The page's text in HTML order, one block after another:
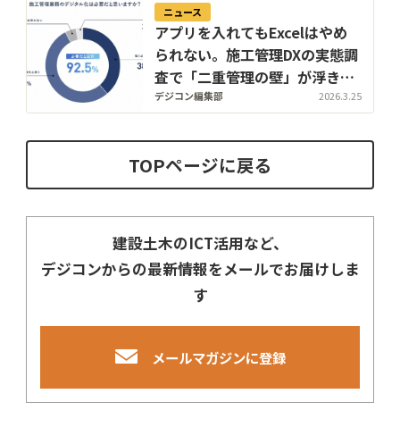
ニュース
アプリを入れてもExcelはやめ
られない。施工管理DXの実態調
査で「二重管理の壁」が浮き彫
りに。合同会社ソウルグッドが
デジコン編集部 2026.3.25
TOPページに戻る
建設土木のICT活用など、
デジコンからの最新情報をメールでお届けしま
す
メールマガジンに登録